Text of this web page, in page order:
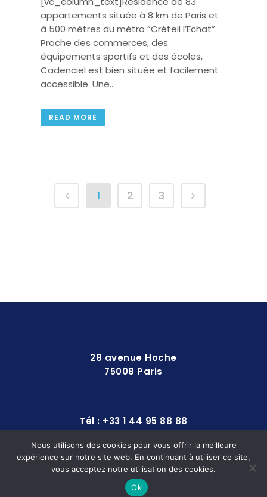
appartements située à 8 km de Paris et
à 500 mètres du métro “Créteil l’Echat”.
Proche des commerces, des
équipements sportifs et des écoles,
Cadenciel est bien située et facilement
accessible. Une...
READ MORE
1 2 3
28 avenue Hoche
75008 Paris
Tél : +33 1 44 95 88 88
contact@europequipements.com
Nous utilisons des cookies pour vous offrir la meilleure
expérience sur notre site web. En continuant à utiliser ce site,
vous acceptez notre utilisation des cookies.
Ok